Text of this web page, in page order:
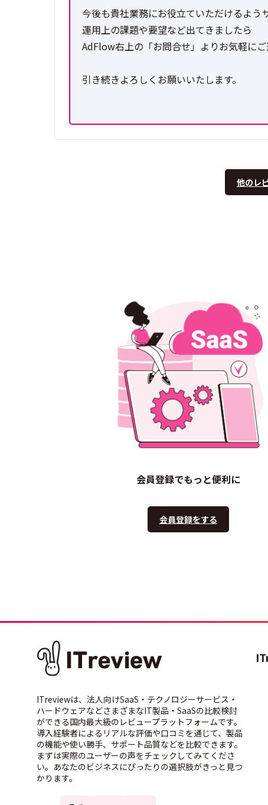
今後も貴社業務にお役立ていただけるよう
運用上の課題や要望など出てきましたら
AdFlow右上の「お問合せ」よりお気軽にご
引き続きよろしくお願いいたします。
他のレ
会員登録でもっと便利に
会員登録をする
ITreviewは、法人向けSaaS・テクノロジーサービス・
ハードウェアなどさまざまなIT製品・SaaSの比較検討
ができる国内最大級のレビュープラットフォームです。
導入経験者によるリアルな評価や口コミを通じて、製品
の機能や使い勝手、サポート品質などを比較できます。
まずは実際のユーザーの声をチェックしてみてくださ
い。あなたのビジネスにぴったりの選択肢がきっと見つ
かります。